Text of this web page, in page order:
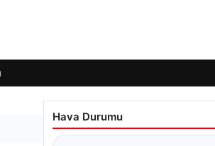
Hava Durumu